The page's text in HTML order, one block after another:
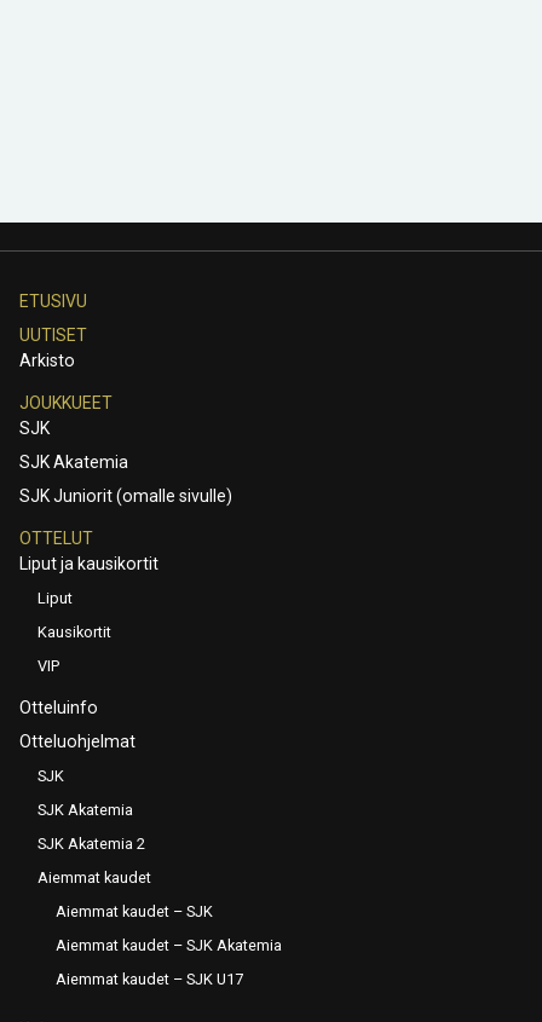
ETUSIVU
UUTISET
Arkisto
JOUKKUEET
SJK
SJK Akatemia
SJK Juniorit (omalle sivulle)
OTTELUT
Liput ja kausikortit
Liput
Kausikortit
VIP
Otteluinfo
Otteluohjelmat
SJK
SJK Akatemia
SJK Akatemia 2
Aiemmat kaudet
Aiemmat kaudet – SJK
Aiemmat kaudet – SJK Akatemia
Aiemmat kaudet – SJK U17